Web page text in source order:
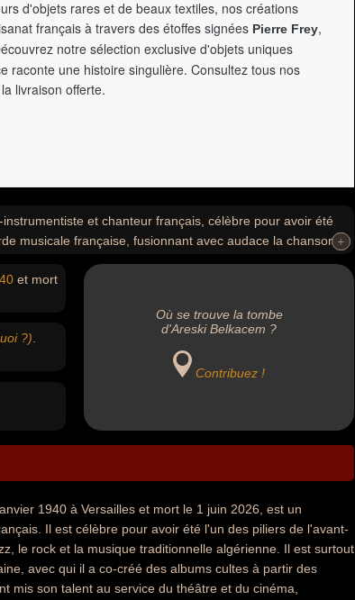
d'objets rares et de beaux textiles, nos créations
français à travers des étoffes signées Pierre Frey,
notre sélection exclusive d'objets uniques
raconte une histoire singulière. Consultez tous nos
livraison offerte.
et chanteur français, célèbre pour avoir été
musicale française, fusionnant avec audace la chanson,
qui il a co-créé des albums cultes à partir des années
talent au service du théâtre et du cinéma, notamment
instrumentiste, il maîtrisait aussi bien les percussions
de son style unique la scène alternative. Son
de nombreux artistes contemporains allant du hip-
+
+
et mort
?)
Où se trouve la tombe
d'Areski Belkacem ?
Contribuez !
1940 à Versailles et mort le 1 juin 2026, est un
Il est célèbre pour avoir été l'un des piliers de l'avant-
le rock et la musique traditionnelle algérienne. Il est surtout
avec qui il a co-créé des albums cultes à partir des
mis son talent au service du théâtre et du cinéma,